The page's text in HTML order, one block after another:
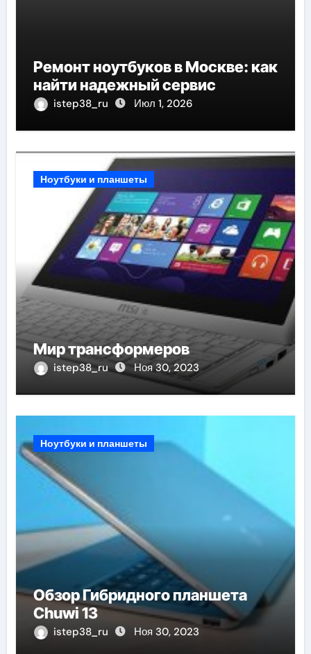
Ремонт ноутбуков в Москве: как
найти надежный сервис
istep38_ru Июл 1, 2026
Ноутбуки и планшеты
Мир трансформеров
istep38_ru Ноя 30, 2023
Ноутбуки и планшеты
Обзор Гибридного планшета
Chuwi 13
istep38_ru Ноя 30, 2023